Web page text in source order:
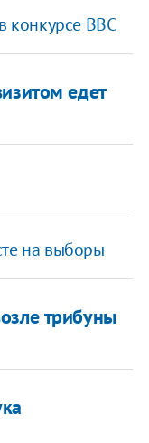
конкурсе ВВС
едет
на выборы
трибуны